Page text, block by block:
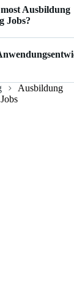
Ausbildung
Jobs?
Ausbildung